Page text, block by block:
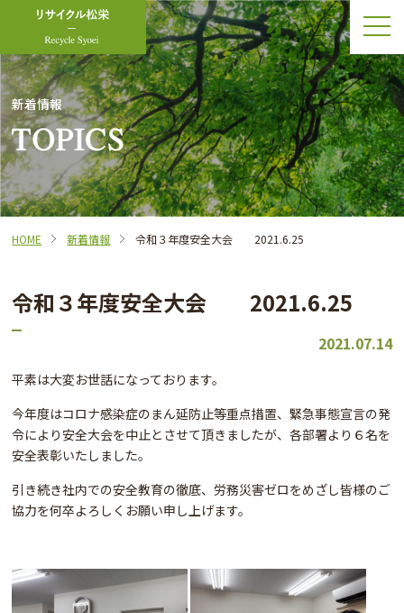
新着情報
HOME 新着情報 令和３年度安全大会 2021.6.25
令和３年度安全大会 2021.6.25
2021.07.14
平素は大変お世話になっております。
今年度はコロナ感染症のまん延防止等重点措置、緊急事態宣言の発
令により安全大会を中止とさせて頂きましたが、各部署より６名を
安全表彰いたしました。
引き続き社内での安全教育の徹底、労務災害ゼロをめざし皆様のご
協力を何卒よろしくお願い申し上げます。